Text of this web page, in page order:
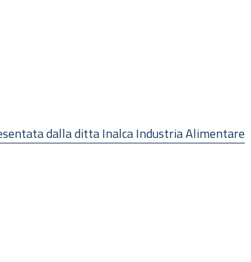
dalla ditta Inalca Industria Alimentare